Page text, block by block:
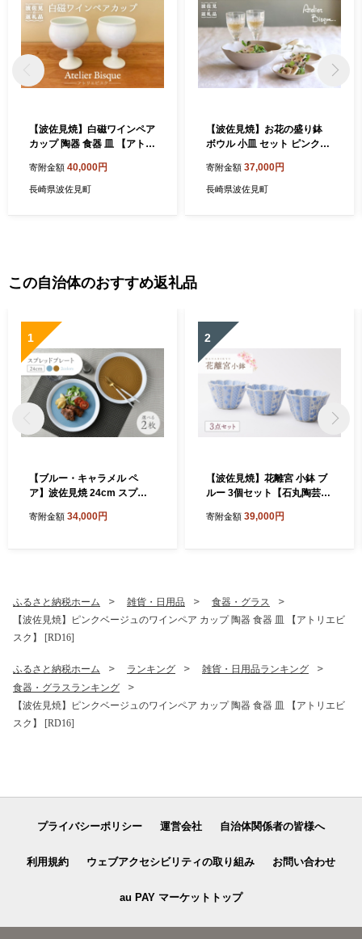
【波佐見焼】白磁ワインペア
カップ 陶器 食器 皿 【アトリ
寄附金額 40,000円
長崎県波佐見町
【波佐見焼】お花の盛り鉢
ボウル 小皿 セット ピンクベ
スク】 [RD23]
寄附金額 37,000円
長崎県波佐見町
この自治体のおすすめ返礼品
1
【ブルー・キャラメル ペ
ア】波佐見焼 24cm スプレ
55]
寄附金額 34,000円
2
【波佐見焼】花離宮 小鉢 ブ
ルー 3個セット【石丸陶芸】
寄附金額 39,000円
ふるさと納税ホーム 雑貨・日用品
食器・グラス
【波佐見焼】ピンクベージュのワインペア カップ 陶器 食器 皿 【アトリエビ
スク】 [RD16]
ふるさと納税ホーム ランキング
雑貨・日用品ランキング
食器・グラスランキング
【波佐見焼】ピンクベージュのワインペア カップ 陶器 食器 皿 【アトリエビ
スク】 [RD16]
プライバシーポリシー 運営会社 自治体関係者の皆様へ
利用規約 ウェブアクセシビリティの取り組み お問い合わせ
au PAY マーケットトップ